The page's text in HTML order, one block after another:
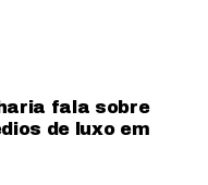
fala sobre
de luxo em